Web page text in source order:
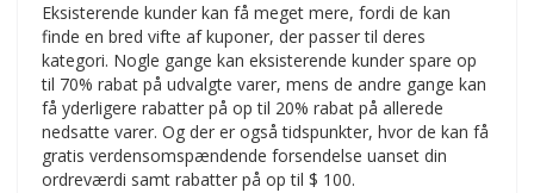
Eksisterende kunder kan få meget mere, fordi de kan
finde en bred vifte af kuponer, der passer til deres
kategori. Nogle gange kan eksisterende kunder spare op
til 70% rabat på udvalgte varer, mens de andre gange kan
få yderligere rabatter på op til 20% rabat på allerede
nedsatte varer. Og der er også tidspunkter, hvor de kan få
gratis verdensomspændende forsendelse uanset din
ordreværdi samt rabatter på op til $ 100.